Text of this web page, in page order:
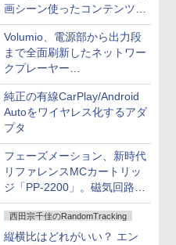
画シーン使ったコンテンツ制
作、Disney+にも配信
Volumio、電源部から出力段
まで全面刷新したネットワー
クプレーヤー
「Primo（2026）」
純正の有線CarPlay/Android
Autoをワイヤレス化するアダ
プタ
フェーズメーション、新時代
リファレンスMCカートリッ
ジ「PP-2200」。磁気回路や
ハウジングを根本から見直し
西田宗千佳のRandomTracking
縦横比はどれがいい？ エン